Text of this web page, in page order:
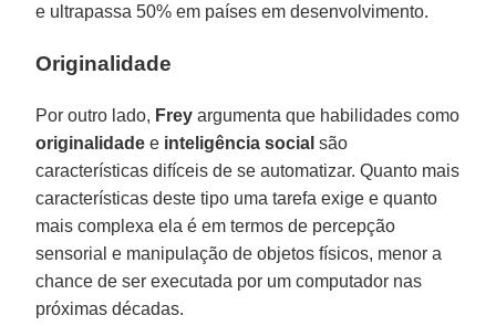
e ultrapassa 50% em países em desenvolvimento.
Originalidade
Por outro lado, Frey argumenta que habilidades como
originalidade e inteligência social são
características difíceis de se automatizar. Quanto mais
características deste tipo uma tarefa exige e quanto
mais complexa ela é em termos de percepção
sensorial e manipulação de objetos físicos, menor a
chance de ser executada por um computador nas
próximas décadas.